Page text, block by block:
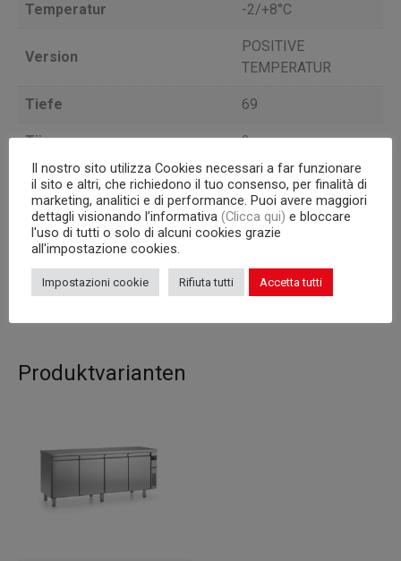
Temperatur -2/+8°C
Version
POSITIVE
TEMPERATUR
Tiefe 69
Türen 2
Kondensatoreinheit a bordo
Interne Kapazität GN 1/1 Roste
Korpus
Inhalt (l) 311
Produktvarianten
Il nostro sito utilizza Cookies necessari a far funzionare
il sito e altri, che richiedono il tuo consenso, per finalità di
marketing, analitici e di performance. Puoi avere maggiori
dettagli visionando l’informativa (Clicca qui) e bloccare
l'uso di tutti o solo di alcuni cookies grazie
all'impostazione cookies.
Impostazioni cookie Rifiuta tutti Accetta tutti